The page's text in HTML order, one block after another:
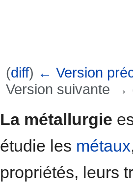
(diff) ← Version
Version suivante →
La métallurgie
étudie les métaux
propriétés, leurs